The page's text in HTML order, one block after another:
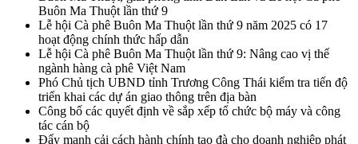
Buôn Ma Thuột lần thứ 9
Lễ hội Cà phê Buôn Ma Thuột lần thứ 9 năm 2025 có 17
hoạt động chính thức hấp dẫn
Lễ hội Cà phê Buôn Ma Thuột lần thứ 9: Nâng cao vị thế
ngành hàng cà phê Việt Nam
Phó Chủ tịch UBND tỉnh Trương Công Thái kiểm tra tiến độ
triển khai các dự án giao thông trên địa bàn
Công bố các quyết định về sắp xếp tổ chức bộ máy và công
tác cán bộ
Đẩy mạnh cải cách hành chính tạo đà cho doanh nghiệp phát